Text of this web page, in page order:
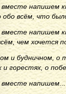
напишем
обо всём, что
напишем
чем хочется
и будничном, о
и горестях, о
напишем...